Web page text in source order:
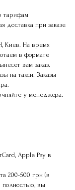
тарифам
доставка при заказе
Киев. На время
в формате
вам заказ.
на такси. Заказы
у менеджера.
Apple Pay в
200-500 грн (в
полностью, вы